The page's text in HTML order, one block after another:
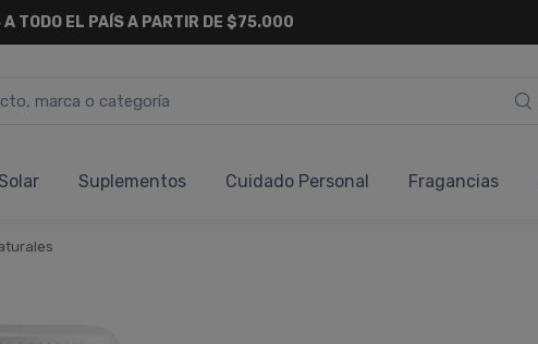
A TODO EL PAÍS A PARTIR DE $75.000
Suplementos Cuidado Personal Fragancias